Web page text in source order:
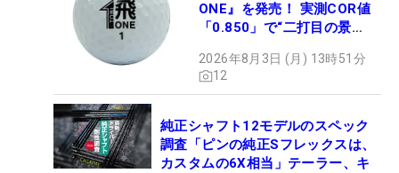
ONE』を発売！ 実測COR値
「0.850」で“二打目の景
2026年8月3日 (月) 13時51分
12
純正シャフト12モデルのスペック
調査「ピンの純正Sフレックスは、
カスタムの6X相当」テーラー、キ